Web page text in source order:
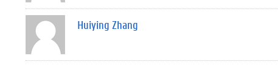
Huiying Zhang